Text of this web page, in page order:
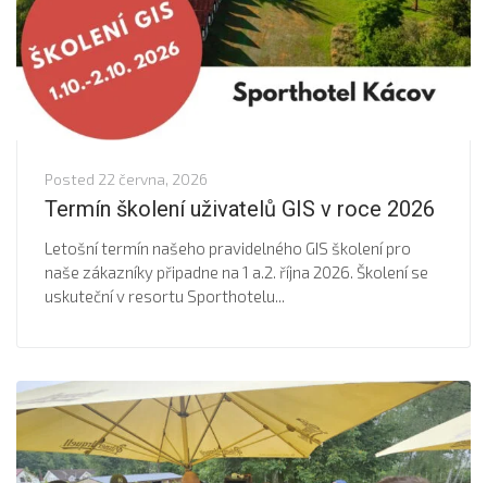
Posted 22 června, 2026
Termín školení uživatelů GIS v roce 2026
Letošní termín našeho pravidelného GIS školení pro
naše zákazníky připadne na 1 a.2. října 2026. Školení se
uskuteční v resortu Sporthotelu...